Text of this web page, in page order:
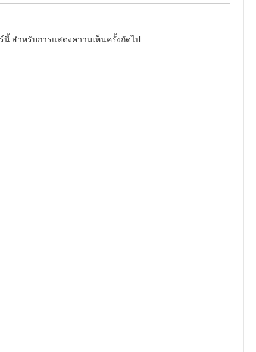
สำหรับการแสดงความเห็นครั้งถัดไป